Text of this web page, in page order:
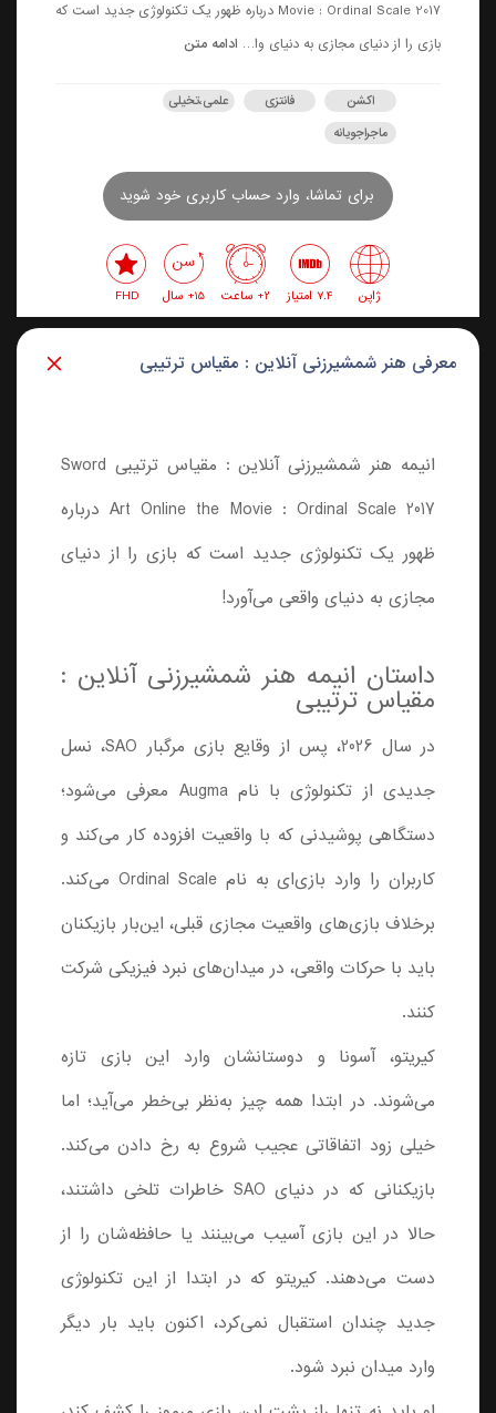
Movie : Ordinal Scale 2017 درباره ظهور یک تکنولوژی جدید است که
بازی را از دنیای مجازی به دنیای وا… ادامه متن
اکشن فانتزی
علمی،تخیلی
ماجراجویانه
برای تماشا، وارد حساب کاربری خود شوید
ژاپن 7.4 امتیاز 2+ ساعت 15+ سال FHD
معرفی هنر شمشیرزنی آنلاین : مقیاس ترتیبی
انیمه هنر شمشیرزنی آنلاین : مقیاس ترتیبی Sword
Art Online the Movie : Ordinal Scale 2017 درباره
ظهور یک تکنولوژی جدید است که بازی را از دنیای
مجازی به دنیای واقعی می‌آورد!
داستان انیمه هنر شمشیرزنی آنلاین :
مقیاس ترتیبی
در سال 2026، پس از وقایع بازی مرگبار SAO، نسل
جدیدی از تکنولوژی با نام Augma معرفی می‌شود؛
دستگاهی پوشیدنی که با واقعیت افزوده کار می‌کند و
کاربران را وارد بازی‌ای به نام Ordinal Scale می‌کند.
برخلاف بازی‌های واقعیت مجازی قبلی، این‌بار بازیکنان
باید با حرکات واقعی، در میدان‌های نبرد فیزیکی شرکت
کنند.
کیریتو، آسونا و دوستانشان وارد این بازی تازه
می‌شوند. در ابتدا همه‌ چیز به‌نظر بی‌خطر می‌آید؛ اما
خیلی زود اتفاقاتی عجیب شروع به رخ دادن می‌کند.
بازیکنانی که در دنیای SAO خاطرات تلخی داشتند،
حالا در این بازی آسیب می‌بینند یا حافظه‌شان را از
دست می‌دهند. کیریتو که در ابتدا از این تکنولوژی
جدید چندان استقبال نمی‌کرد، اکنون باید بار دیگر
وارد میدان نبرد شود.